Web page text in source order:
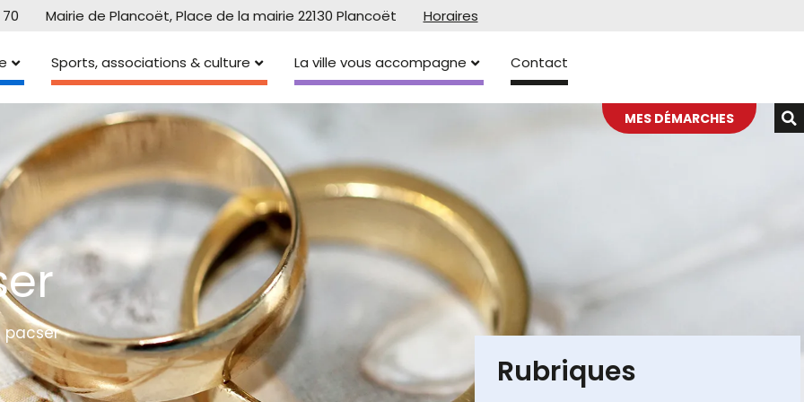
Mairie de Plancoët, Place de la mairie 22130 Plancoët Horaires
Sports, associations & culture La ville vous accompagne Contact
MES DÉMARCHES
pacser
Rubriques